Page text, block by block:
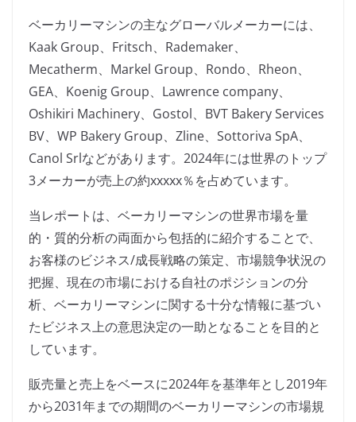
ベーカリーマシンの主なグローバルメーカーには、
Kaak Group、Fritsch、Rademaker、
Mecatherm、Markel Group、Rondo、Rheon、
GEA、Koenig Group、Lawrence company、
Oshikiri Machinery、Gostol、BVT Bakery Services
BV、WP Bakery Group、Zline、Sottoriva SpA、
Canol Srlなどがあります。2024年には世界のトップ
3メーカーが売上の約xxxxx％を占めています。
当レポートは、ベーカリーマシンの世界市場を量
的・質的分析の両面から包括的に紹介することで、
お客様のビジネス/成長戦略の策定、市場競争状況の
把握、現在の市場における自社のポジションの分
析、ベーカリーマシンに関する十分な情報に基づい
たビジネス上の意思決定の一助となることを目的と
しています。
販売量と売上をベースに2024年を基準年とし2019年
から2031年までの期間のベーカリーマシンの市場規